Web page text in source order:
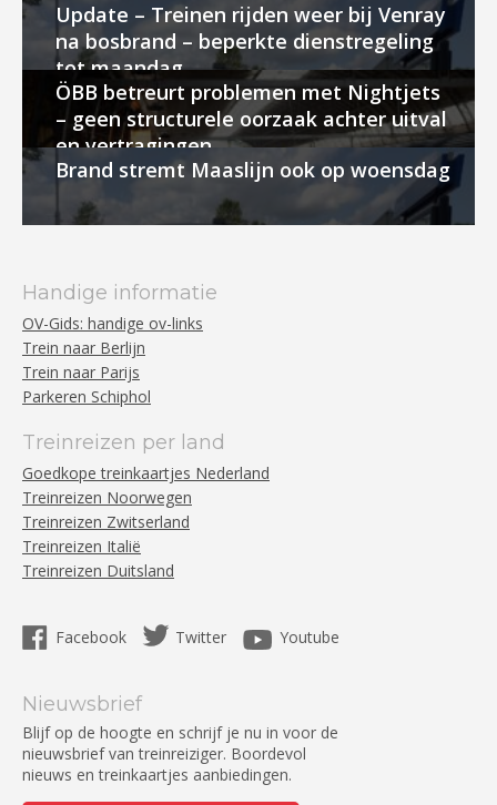
Update – Treinen rijden weer bij Venray
na bosbrand – beperkte dienstregeling
tot maandag
ÖBB betreurt problemen met Nightjets
– geen structurele oorzaak achter uitval
en vertragingen
Brand stremt Maaslijn ook op woensdag
Handige informatie
OV-Gids: handige ov-links
Trein naar Berlijn
Trein naar Parijs
Parkeren Schiphol
Treinreizen per land
Goedkope treinkaartjes Nederland
Treinreizen Noorwegen
Treinreizen Zwitserland
Treinreizen Italië
Treinreizen Duitsland
Facebook Twitter Youtube
Nieuwsbrief
Blijf op de hoogte en schrijf je nu in voor de
nieuwsbrief van treinreiziger. Boordevol
nieuws en treinkaartjes aanbiedingen.